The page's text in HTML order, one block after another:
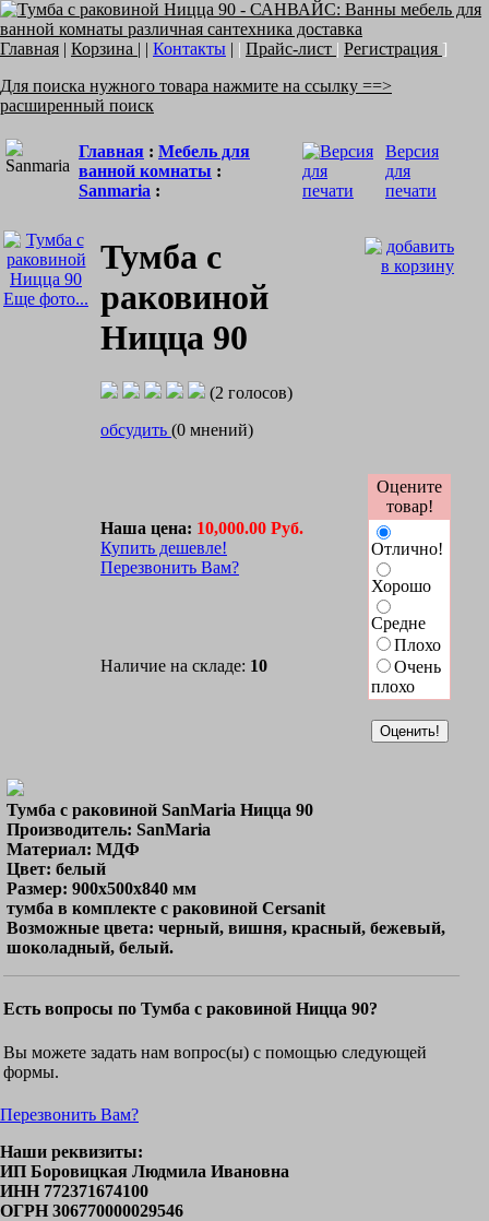
Главная | Корзина | | Контакты | | Прайс-лист | Регистрация ]
Для поиска нужного товара нажмите на ссылку ==>
расширенный поиск
Главная : Мебель для
ванной комнаты :
Sanmaria :
Версия
для
печати
Еще фото...
Тумба с
раковиной
Ницца 90
(2 голосов)
обсудить (0 мнений)
Наша цена: 10,000.00 Руб.
Купить дешевле!
Перезвонить Вам?
Оцените
товар!
Отлично!
Хорошо
Средне
Плохо
Очень
плохо
Наличие на складе: 10
Тумба с раковиной SanMaria Ницца 90
Производитель: SanMaria
Материал: МДФ
Цвет: белый
Размер: 900x500x840 мм
тумба в комплекте с раковиной Cersanit
Возможные цвета: черный, вишня, красный, бежевый,
шоколадный, белый.
Есть вопросы по Тумба с раковиной Ницца 90?
Вы можете задать нам вопрос(ы) с помощью следующей
формы.
Перезвонить Вам?
Наши реквизиты:
ИП Боровицкая Людмила Ивановна
ИНН 772371674100
ОГРН 306770000029546